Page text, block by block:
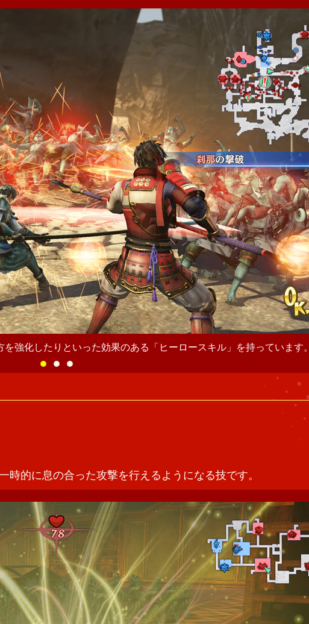
強化したりといった効果のある「ヒーロースキル」を持っています。
時的に息の合った攻撃を行えるようになる技です。